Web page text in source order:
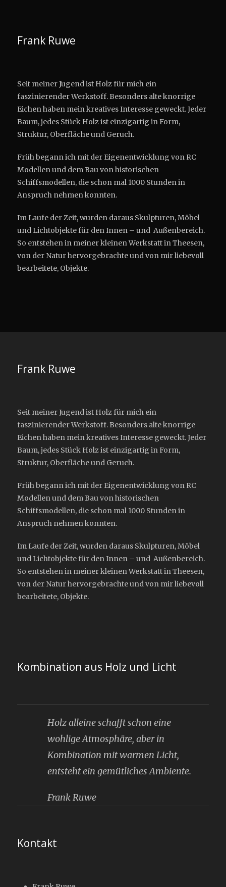
Frank Ruwe
Seit meiner Jugend ist Holz für mich ein
faszinierender Werkstoff. Besonders alte knorrige
Eichen haben mein kreatives Interesse geweckt. Jeder
Baum, jedes Stück Holz ist einzigartig in Form,
Struktur, Oberfläche und Geruch.
Früh begann ich mit der Eigenentwicklung von RC
Modellen und dem Bau von historischen
Schiffsmodellen, die schon mal 1000 Stunden in
Anspruch nehmen konnten.
Im Laufe der Zeit, wurden daraus Skulpturen, Möbel
und Lichtobjekte für den Innen – und Außenbereich.
So entstehen in meiner kleinen Werkstatt in Theesen,
von der Natur hervorgebrachte und von mir liebevoll
bearbeitete, Objekte.
Frank Ruwe
Seit meiner Jugend ist Holz für mich ein
faszinierender Werkstoff. Besonders alte knorrige
Eichen haben mein kreatives Interesse geweckt. Jeder
Baum, jedes Stück Holz ist einzigartig in Form,
Struktur, Oberfläche und Geruch.
Früh begann ich mit der Eigenentwicklung von RC
Modellen und dem Bau von historischen
Schiffsmodellen, die schon mal 1000 Stunden in
Anspruch nehmen konnten.
Im Laufe der Zeit, wurden daraus Skulpturen, Möbel
und Lichtobjekte für den Innen – und Außenbereich.
So entstehen in meiner kleinen Werkstatt in Theesen,
von der Natur hervorgebrachte und von mir liebevoll
bearbeitete, Objekte.
Kombination aus Holz und Licht
Holz alleine schafft schon eine
wohlige Atmosphäre, aber in
Kombination mit warmen Licht,
entsteht ein gemütliches Ambiente.
Frank Ruwe
Kontakt